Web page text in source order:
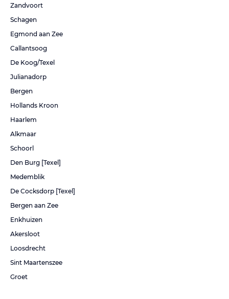
Zandvoort
Schagen
Egmond aan Zee
Callantsoog
De Koog/Texel
Julianadorp
Bergen
Hollands Kroon
Haarlem
Alkmaar
Schoorl
Den Burg [Texel]
Medemblik
De Cocksdorp [Texel]
Bergen aan Zee
Enkhuizen
Akersloot
Loosdrecht
Sint Maartenszee
Groet